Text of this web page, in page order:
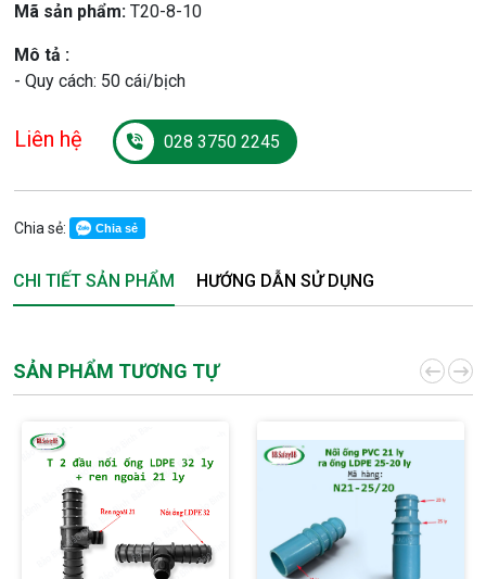
Mã sản phẩm: T20-8-10
Mô tả :
- Quy cách: 50 cái/bịch
Liên hệ 028 3750 2245
Chia sẻ: Chia sẻ
CHI TIẾT SẢN PHẨM HƯỚNG DẪN SỬ DỤNG
SẢN PHẨM TƯƠNG TỰ